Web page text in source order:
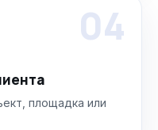
04
площадка или